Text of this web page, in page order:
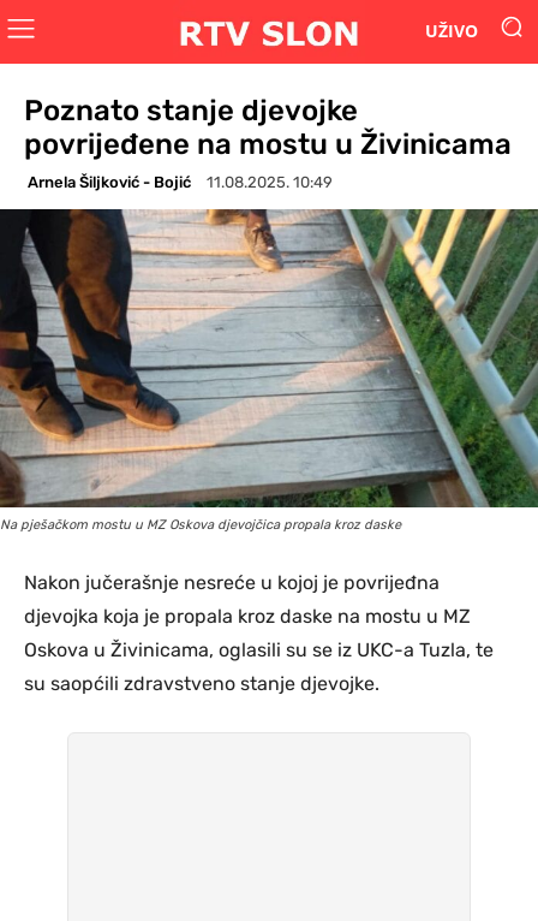
UŽIVO
Poznato stanje djevojke
povrijeđene na mostu u Živinicama
Arnela Šiljković - Bojić 11.08.2025. 10:49
Na pješačkom mostu u MZ Oskova djevojčica propala kroz daske
Nakon jučerašnje nesreće u kojoj je povrijeđna
djevojka koja je propala kroz daske na mostu u MZ
Oskova u Živinicama, oglasili su se iz UKC-a Tuzla, te
su saopćili zdravstveno stanje djevojke.